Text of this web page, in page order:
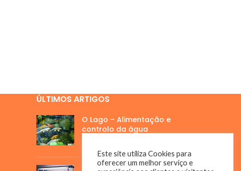
ÚLTIMOS ARTIGOS
O Lago – Alimentação e
controlo da água
Este site utiliza Cookies para
oferecer um melhor serviço e